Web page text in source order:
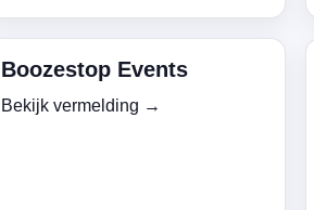
Boozestop Events
Bekijk vermelding →